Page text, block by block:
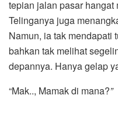
tepian jalan pasar hangat
Telinganya juga
Namun, ia tak mendapati
bahkan tak melihat
depannya. Hanya gelap
“Mak.., Mamak di mana?”